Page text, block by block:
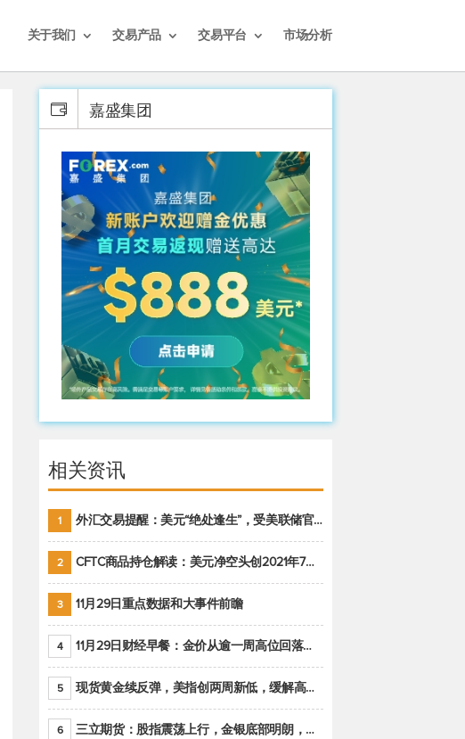
关于我们 交易产品 交易平台 市场分析
嘉盛集团
相关资讯
1 外汇交易提醒：美元“绝处逢生”，受美联储官员鹰派讲话支撑
2 CFTC商品持仓解读：美元净空头创2021年7月以来最大，黄金期货投机性净多头头寸减少
3 11月29日重点数据和大事件前瞻
4 11月29日财经早餐：金价从逾一周高位回落，美联储官员重申鹰派立场推动美元回升
5 现货黄金续反弹，美指创两周新低，缓解高通胀美国须治本
6 三立期货：股指震荡上行，金银底部明朗，原油偏弱走势(20221128收评)